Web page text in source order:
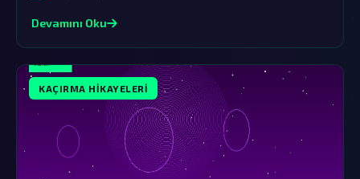
Devamını Oku
KAÇIRMA HIKAYELERI